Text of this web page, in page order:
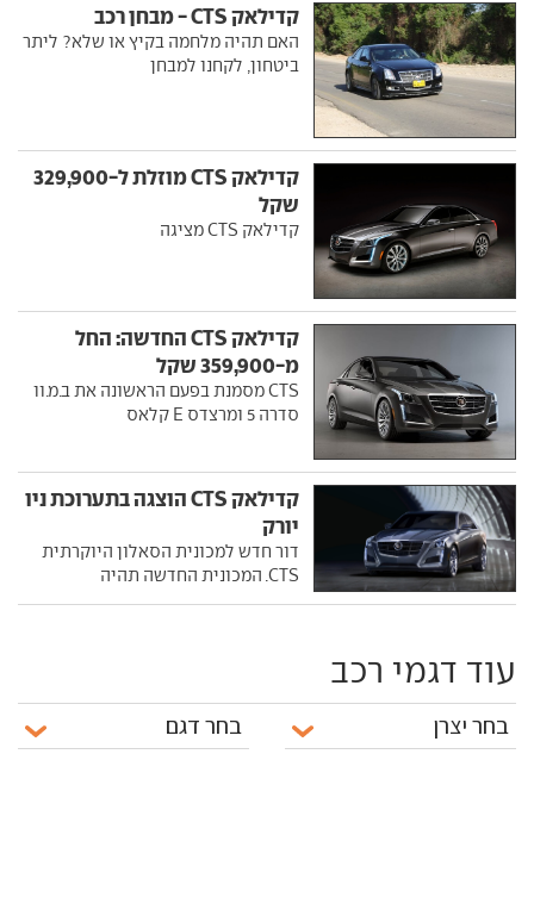
קדילאק CTS - מבחן רכב
האם תהיה מלחמה בקיץ או שלא? ליתר
ביטחון, לקחנו למבחן
קדילאק CTS מוזלת ל-329,900
שקל
קדילאק CTS מציגה
קדילאק CTS החדשה: החל
מ-359,900 שקל
CTS מסמנת בפעם הראשונה את ב.מ.וו
סדרה 5 ומרצדס E קלאס
קדילאק CTS הוצגה בתערוכת ניו
יורק
דור חדש למכונית הסאלון היוקרתית
CTS. המכונית החדשה תהיה
עוד דגמי רכב